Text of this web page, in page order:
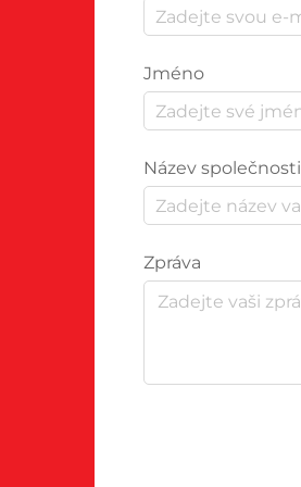
Jméno
Název společnosti
Zpráva